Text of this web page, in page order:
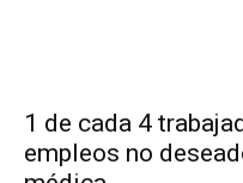
1 de cada 4
empleos no